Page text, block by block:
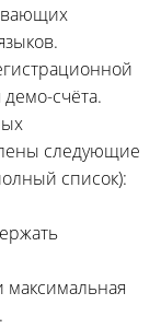
счёта.
следующие
список):